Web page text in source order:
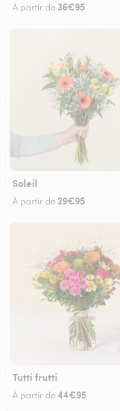
À partir de 36€95
Soleil
À partir de 29€95
Tutti frutti
À partir de44€95